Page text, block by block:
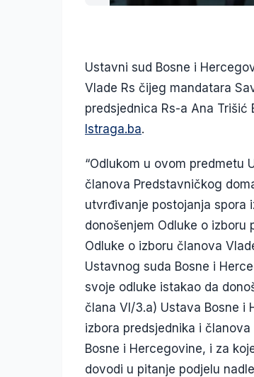
Ustavni sud Bosne i
Vlade Rs čijeg mandatara
predsjednica Rs-a Ana
Istraga.ba.
“Odlukom u ovom predmetu
članova Predstavničkog
utvrđivanje postojanja spora
donošenjem Odluke o izboru
Odluke o izboru članova
Ustavnog suda Bosne i
svoje odluke istakao da
člana VI/3.a) Ustava Bosne i
izbora predsjednika i
Bosne i Hercegovine, i za
dovodi u pitanje podjelu